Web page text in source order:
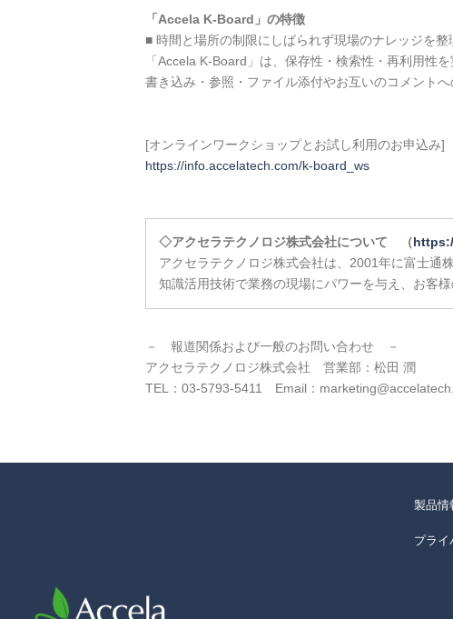
「Accela K-Board」の特徴
■ 時間と場所の制限にしばられず現場のナレッジを整
「Accela K-Board」は、保存性・検索性・再利用性
書き込み・参照・ファイル添付やお互いのコメント
[オンラインワークショップとお試し利用のお申込み]
https://info.accelatech.com/k-board_ws
◇アクセラテクノロジ株式会社について （
アクセラテクノロジ株式会社は、2001年に富士通
知識活用技術で業務の現場にパワーを与え、お客
－ 報道関係および一般のお問い合わせ －
アクセラテクノロジ株式会社 営業部：松田 潤
TEL：03-5793-5411 Email：
製品情
プライ